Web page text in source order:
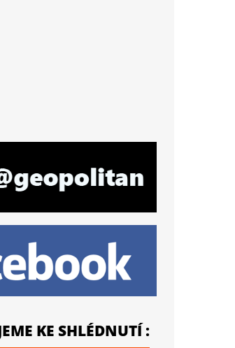
KE SHLÉDNUTÍ :